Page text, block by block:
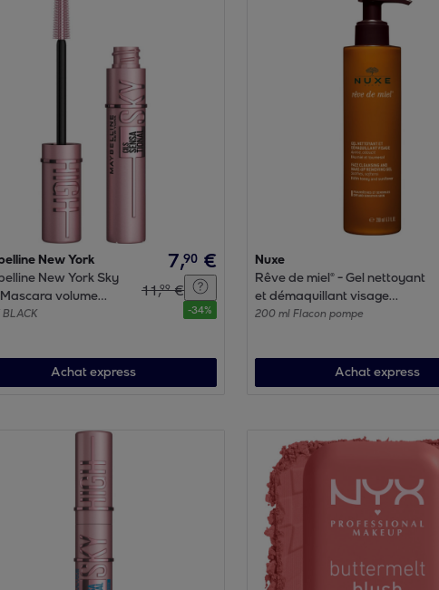
New York
New York Sky
volume
BLACK
7,90 €
11,99 €
-34%
Achat express
Nuxe
Rêve de miel® - Gel nettoyant
et démaquillant visage
Peaux sèches et sensibles
200 ml Flacon pompe
Achat express